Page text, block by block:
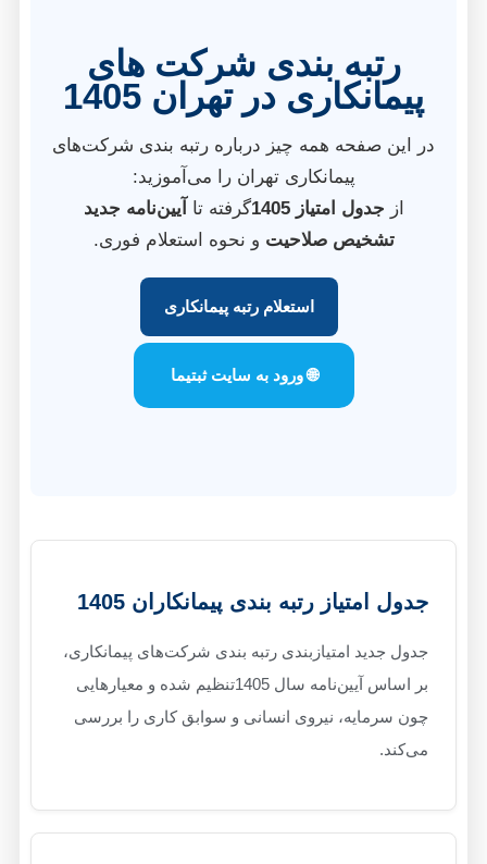
رتبه بندی شرکت‌ های
پیمانکاری در تهران 1405
در این صفحه همه چیز درباره رتبه بندی شرکت‌های
پیمانکاری تهران را می‌آموزید:
از جدول امتیاز 1405 گرفته تا
آیین‌نامه جدید
تشخیص صلاحیت و نحوه استعلام فوری.
استعلام رتبه پیمانکاری
🌐 ورود به سایت ثبتیما
جدول امتیاز رتبه بندی پیمانکاران 1405
جدول جدید امتیازبندی رتبه بندی شرکت‌های پیمانکاری،
بر اساس آیین‌نامه سال 1405تنظیم شده و معیارهایی
چون سرمایه، نیروی انسانی و سوابق کاری را بررسی
می‌کند.